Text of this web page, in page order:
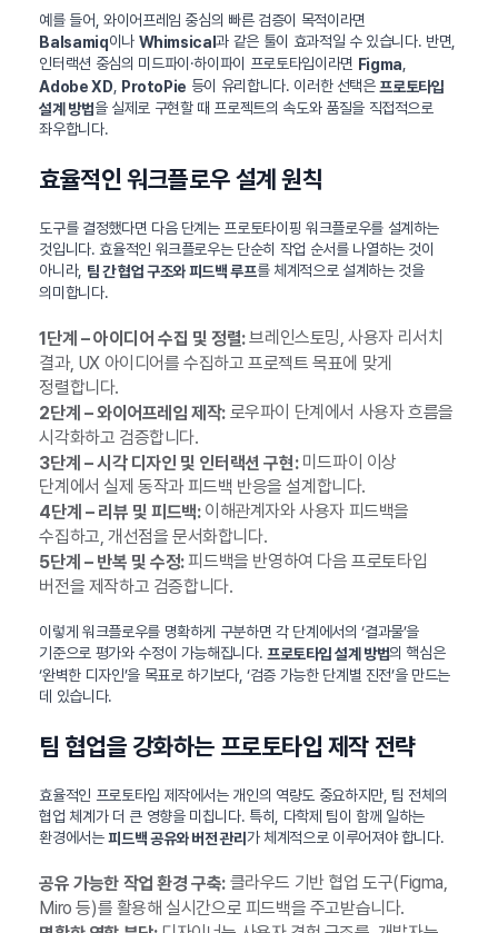
예를 들어, 와이어프레임 중심의 빠른 검증이 목적이라면
Balsamiq이나 Whimsical과 같은 툴이 효과적일 수 있습니다. 반면,
인터랙션 중심의 미드파이·하이파이 프로토타입이라면 Figma
Adobe XD ProtoPie 등이 유리합니다. 이러한 선택은 프로토타입
설계 방법을 실제로 구현할 때 프로젝트의 속도와 품질을 직접적으로
좌우합니다.
효율적인 워크플로우 설계 원칙
도구를 결정했다면 다음 단계는 프로토타이핑 워크플로우를 설계하는
것입니다. 효율적인 워크플로우는 단순히 작업 순서를 나열하는 것이
아니라, 팀 간 협업 구조와 피드백 루프를 체계적으로 설계하는 것을
의미합니다.
1단계 – 아이디어 수집 및 정렬:브레인스토밍, 사용자 리서치
결과, UX 아이디어를 수집하고 프로젝트 목표에 맞게
정렬합니다.
2단계 – 와이어프레임 제작:로우파이 단계에서 사용자 흐름을
시각화하고 검증합니다.
3단계 – 시각 디자인 및 인터랙션 구현:미드파이 이상
단계에서 실제 동작과 피드백 반응을 설계합니다.
4단계 – 리뷰 및 피드백:이해관계자와 사용자 피드백을
수집하고, 개선점을 문서화합니다.
5단계 – 반복 및 수정:피드백을 반영하여 다음 프로토타입
버전을 제작하고 검증합니다.
이렇게 워크플로우를 명확하게 구분하면 각 단계에서의 ‘결과물’을
기준으로 평가와 수정이 가능해집니다. 프로토타입 설계 방법의 핵심은
‘완벽한 디자인’을 목표로 하기보다, ‘검증 가능한 단계별 진전’을 만드는
데 있습니다.
팀 협업을 강화하는 프로토타입 제작 전략
효율적인 프로토타입 제작에서는 개인의 역량도 중요하지만, 팀 전체의
협업 체계가 더 큰 영향을 미칩니다. 특히, 다학제 팀이 함께 일하는
환경에서는피드백 공유와 버전 관리가 체계적으로 이루어져야 합니다.
공유 가능한 작업 환경 구축:클라우드 기반 협업 도구(Figma,
Miro 등)를 활용해 실시간으로 피드백을 주고받습니다.